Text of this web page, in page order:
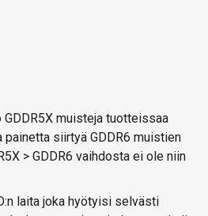
GDDR5X muisteja tuotteissaa
painetta siirtyä GDDR6 muistien
> GDDR6 vaihdosta ei ole niin
laita joka hyötyisi selvästi